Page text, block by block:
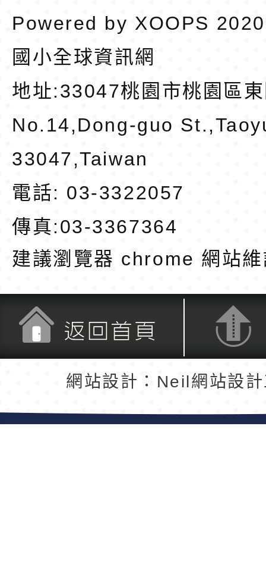
Powered by XOOPS
國小全球資訊網
地址:33047桃園市桃園區
No.14,Dong-guo
33047,Taiwan
電話: 03-3322057
傳真:03-3367364
建議瀏覽器 chrome 網站
返回頂端
網站設計：Neil網站設